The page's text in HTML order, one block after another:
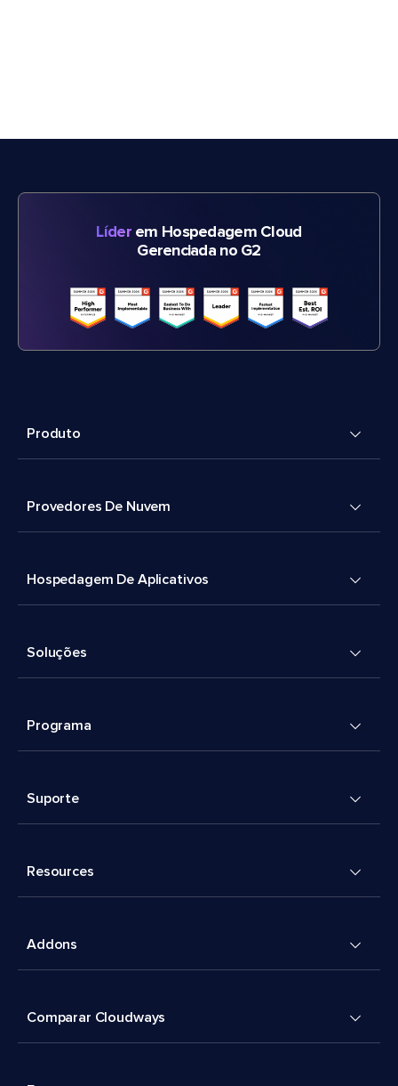
Líderem Hospedagem Cloud
Gerenciada no G2
Produto
Provedores De Nuvem
Hospedagem De Aplicativos
Soluções
Programa
Suporte
Resources
Addons
Comparar Cloudways